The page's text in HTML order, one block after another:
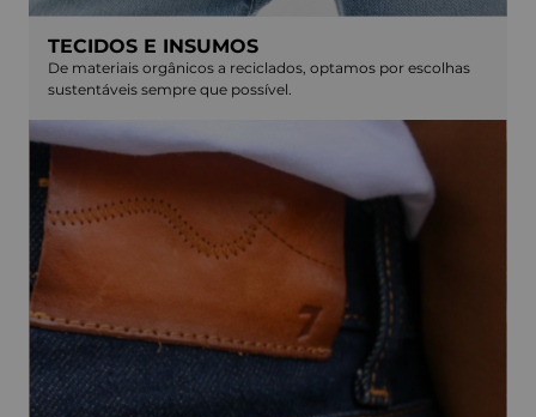
TECIDOS E INSUMOS
De materiais orgânicos a reciclados, optamos por escolhas
sustentáveis sempre que possível.